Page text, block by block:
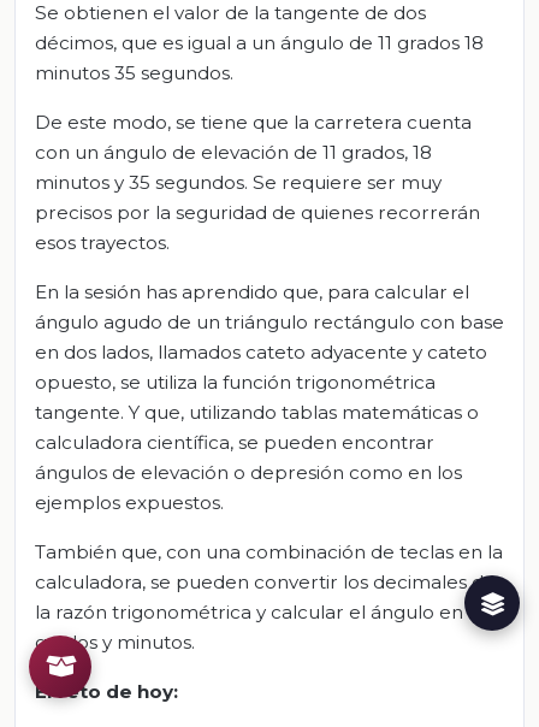
Se obtienen el valor de la tangente de dos
décimos, que es igual a un ángulo de 11 grados 18
minutos 35 segundos.
De este modo, se tiene que la carretera cuenta
con un ángulo de elevación de 11 grados, 18
minutos y 35 segundos. Se requiere ser muy
precisos por la seguridad de quienes recorrerán
esos trayectos.
En la sesión has aprendido que, para calcular el
ángulo agudo de un triángulo rectángulo con base
en dos lados, llamados cateto adyacente y cateto
opuesto, se utiliza la función trigonométrica
tangente. Y que, utilizando tablas matemáticas o
calculadora científica, se pueden encontrar
ángulos de elevación o depresión como en los
ejemplos expuestos.
También que, con una combinación de teclas en la
calculadora, se pueden convertir los decimales de
la razón trigonométrica y calcular el ángulo en
grados y minutos.
El reto de hoy: